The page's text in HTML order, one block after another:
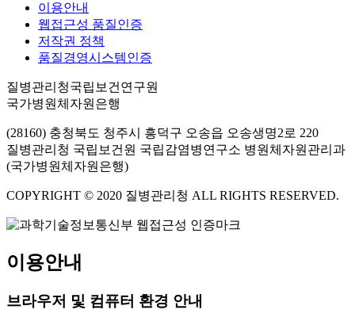
이용안내
웹접근성 품질인증
저작권 정책
품질경영시스템인증
질병관리청국립보건연구원
국가병원체자원은행
(28160) 충청북도 청주시 흥덕구 오송읍 오송생명2로 220
질병관리청 국립보건원 국립감염병연구소 병원체자원관리과
(국가병원체자원은행)
COPYRIGHT © 2020 질병관리청 ALL RIGHTS RESERVED.
이용안내
브라우저 및 컴퓨터 환경 안내